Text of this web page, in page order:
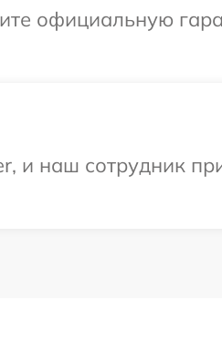
официальную
наш сотрудник